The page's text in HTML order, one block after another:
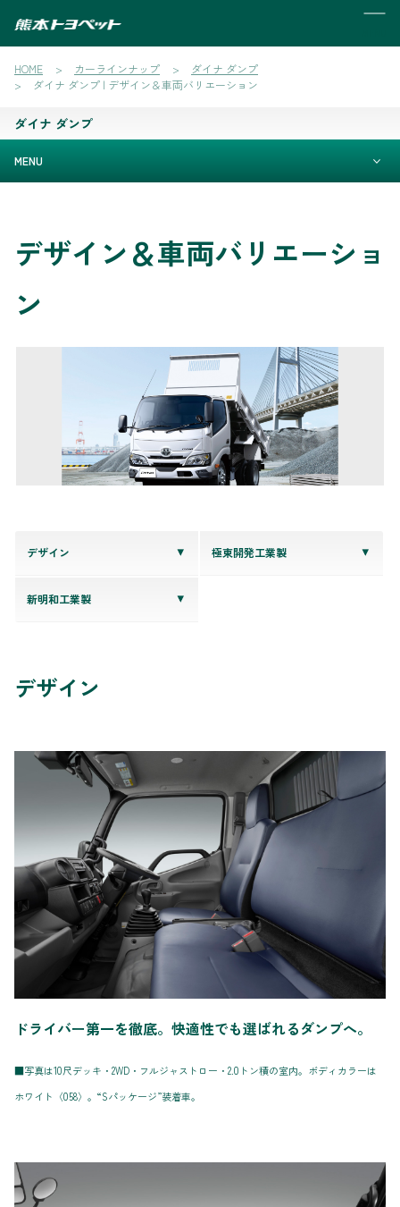
HOME カーラインナップ
ダイナ ダンプ
ダイナ ダンプ | デザイン＆車両バリエーション
ダイナ ダンプ
MENU
デザイン＆車両バリエーショ
ン
デザイン 極東開発工業製
新明和工業製
デザイン
ドライバー第一を徹底。快適性でも選ばれるダンプへ。
■写真は10尺デッキ・2WD・フルジャストロー・2.0トン積の室内。ボディカラーは
ホワイト〈058〉。“Sパッケージ”装着車。